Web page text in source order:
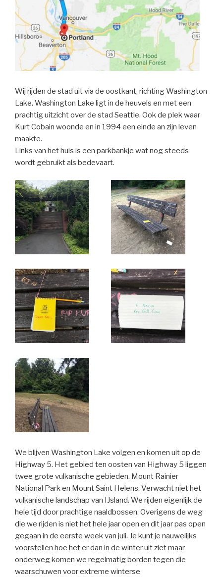
Wij rijden de stad uit via de oostkant, richting Washington
Lake. Washington Lake ligt in de heuvels en met een
prachtig uitzicht over de stad Seattle. Ook de plek waar
Kurt Cobain woonde en in 1994 een einde an zijn leven
maakte.
Links van het huis is een parkbankje wat nog steeds
wordt gebruikt als bedevaart.
We blijven Washington Lake volgen en komen uit op de
Highway 5. Het gebied ten oosten van Highway 5 liggen
twee grote vulkanische gebieden. Mount Rainier
National Park en Mount Saint Helens. Verwacht niet het
vulkanische landschap van IJsland. We rijden eigenlijk de
hele tijd door prachtige naaldbossen. Overigens de weg
die we rijden is niet het hele jaar open en dit jaar pas open
gegaan in de eerste week van juli. Je kunt je nauwelijks
voorstellen hoe het er dan in de winter uit ziet maar
onderweg komen we regelmatig borden tegen die
waarschuwen voor extreme winterse